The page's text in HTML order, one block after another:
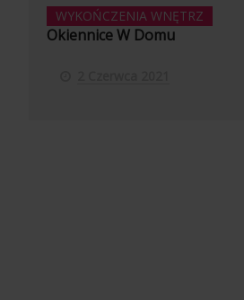
WYKOŃCZENIA WNĘTRZ
Okiennice W Domu